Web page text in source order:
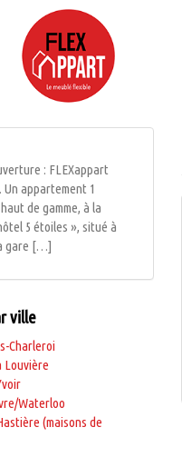
: FLEXappart
Un appartement 1
de gamme, à la
5 étoiles », situé à
gare […]
ville
Charleroi
Louvière
Waterloo
(maisons de